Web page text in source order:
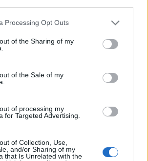
Processing Opt Outs
of the Sharing of my
of the Sale of my
of processing my
for Targeted Advertising.
of Collection, Use,
and/or Sharing of my
that Is Unrelated with the
per i fondi interprofessionali per la
per la concessioni di aiuti di stato
formazione
versamento dei contributi previdenziali
giovani lavoratori ( art. 1 comma 10-15